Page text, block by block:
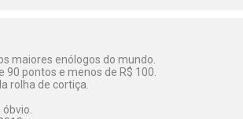
maiores enólogos do mundo.
pontos e menos de R$ 100.
rolha de cortiça.